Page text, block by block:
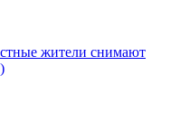
жители снимают